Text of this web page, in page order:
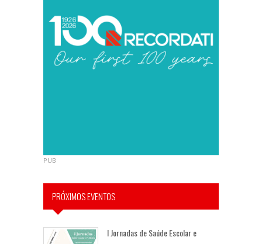
PUB
PRÓXIMOS EVENTOS
I Jornadas de Saúde Escolar e